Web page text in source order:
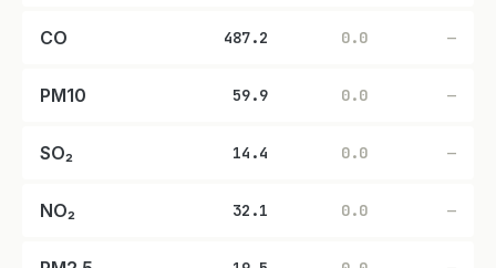
CO 487.2 0.0 —
PM10 59.9 0.0 —
SO₂ 14.4 0.0 —
NO₂ 32.1 0.0 —